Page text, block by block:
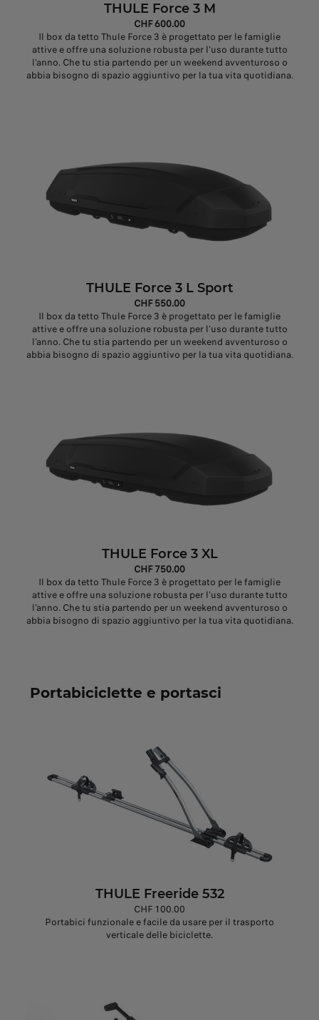
THULE Force 3 M
CHF 600.00
Il box da tetto Thule Force 3 è progettato per le famiglie
attive e offre una soluzione robusta per l'uso durante tutto
l'anno. Che tu stia partendo per un weekend avventuroso o
abbia bisogno di spazio aggiuntivo per la tua vita quotidiana.
THULE Force 3 L Sport
CHF 550.00
Il box da tetto Thule Force 3 è progettato per le famiglie
attive e offre una soluzione robusta per l'uso durante tutto
l'anno. Che tu stia partendo per un weekend avventuroso o
abbia bisogno di spazio aggiuntivo per la tua vita quotidiana.
THULE Force 3 XL
CHF 750.00
Il box da tetto Thule Force 3 è progettato per le famiglie
attive e offre una soluzione robusta per l'uso durante tutto
l'anno. Che tu stia partendo per un weekend avventuroso o
abbia bisogno di spazio aggiuntivo per la tua vita quotidiana.
Portabiciclette e portasci
THULE Freeride 532
CHF 100.00
Portabici funzionale e facile da usare per il trasporto
verticale delle biciclette.